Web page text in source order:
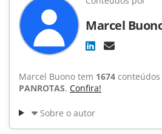
Marcel
Marcel Buono tem 1674
PANROTAS. Confira!
Sobre o autor